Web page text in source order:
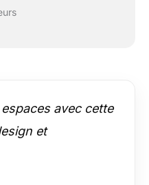
avec cette
et